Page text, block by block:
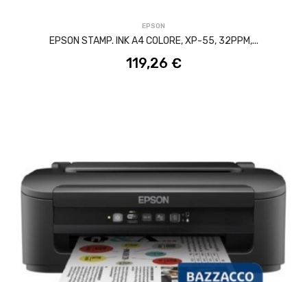
EPSON
EPSON STAMP. INK A4 COLORE, XP-55, 32PPM,...
119,26 €